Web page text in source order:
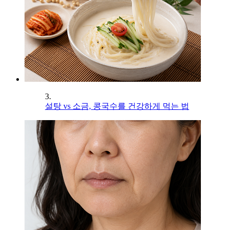
3.
설탕 vs 소금, 콩국수를 건강하게 먹는 법